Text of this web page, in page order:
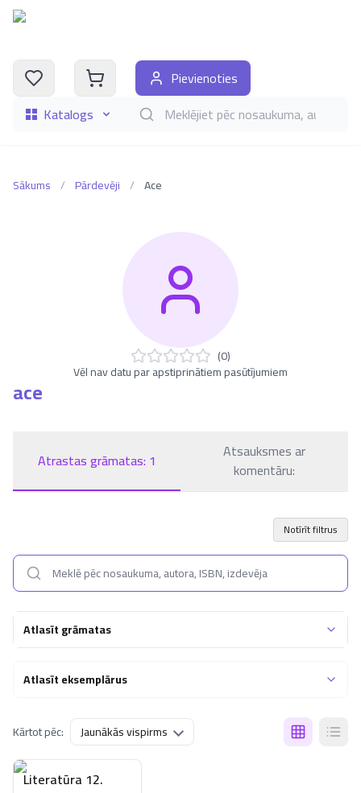
Katalogs Meklēt grāmatas pēc nosaukuma, autora,
Pievienoties
Sākums / Pārdevēji / Ace
(0)
Vēl nav datu par apstiprinātiem pasūtījumiem
ace
Atrastas grāmatas: 1
Atsauksmes ar
komentāru:
Notīrīt filtrus
Atlasīt grāmatas
Atlasīt eksemplārus
Kārtot pēc:
Literatūra 12.